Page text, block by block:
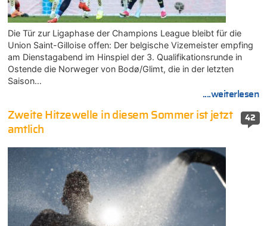
Die Tür zur Ligaphase der Champions League bleibt für die
Union Saint-Gilloise offen: Der belgische Vizemeister empfing
am Dienstagabend im Hinspiel der 3. Qualifikationsrunde in
Ostende die Norweger von Bodø/Glimt, die in der letzten
Saison…
....weiterlesen
42
Zweite Hitzewelle in diesem Sommer ist jetzt
amtlich